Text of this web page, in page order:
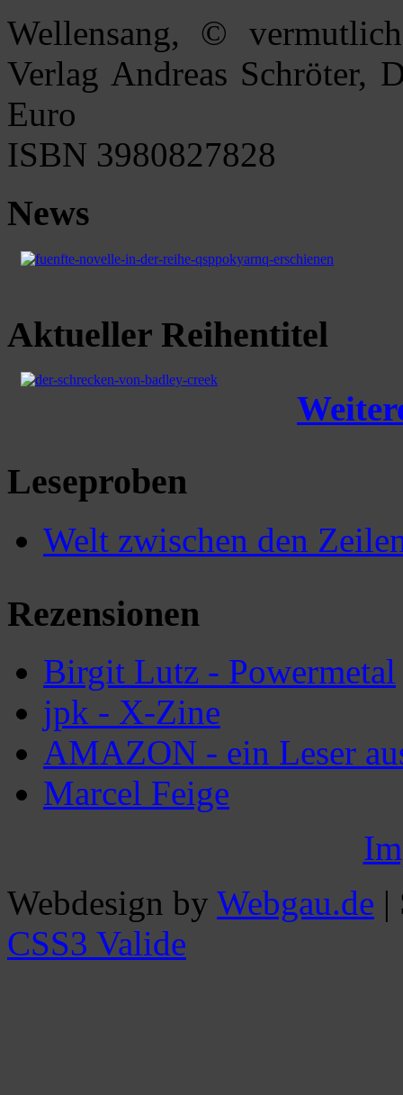
Wellensang, ©
Verlag Andreas Schröter,
Euro
ISBN 3980827828
News
Aktueller Reihentitel
Leseproben
Welt zwischen den
Rezensionen
Birgit Lutz - Powermetal
jpk - X-Zine
AMAZON - ein Leser
Marcel Feige
Webdesign by Webgau.de |
CSS3 Valide